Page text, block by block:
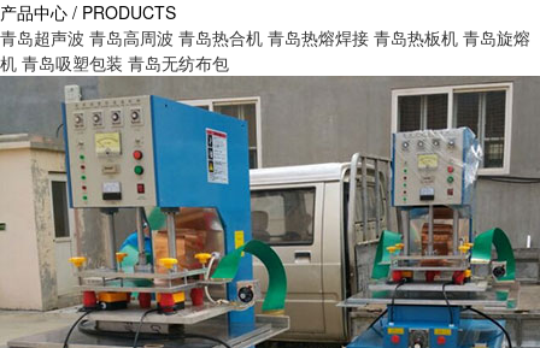
产品中心 / PRODUCTS
青岛超声波 青岛高周波 青岛热合机 青岛热熔焊接 青岛热板机 青岛旋熔
机 青岛吸塑包装 青岛无纺布包